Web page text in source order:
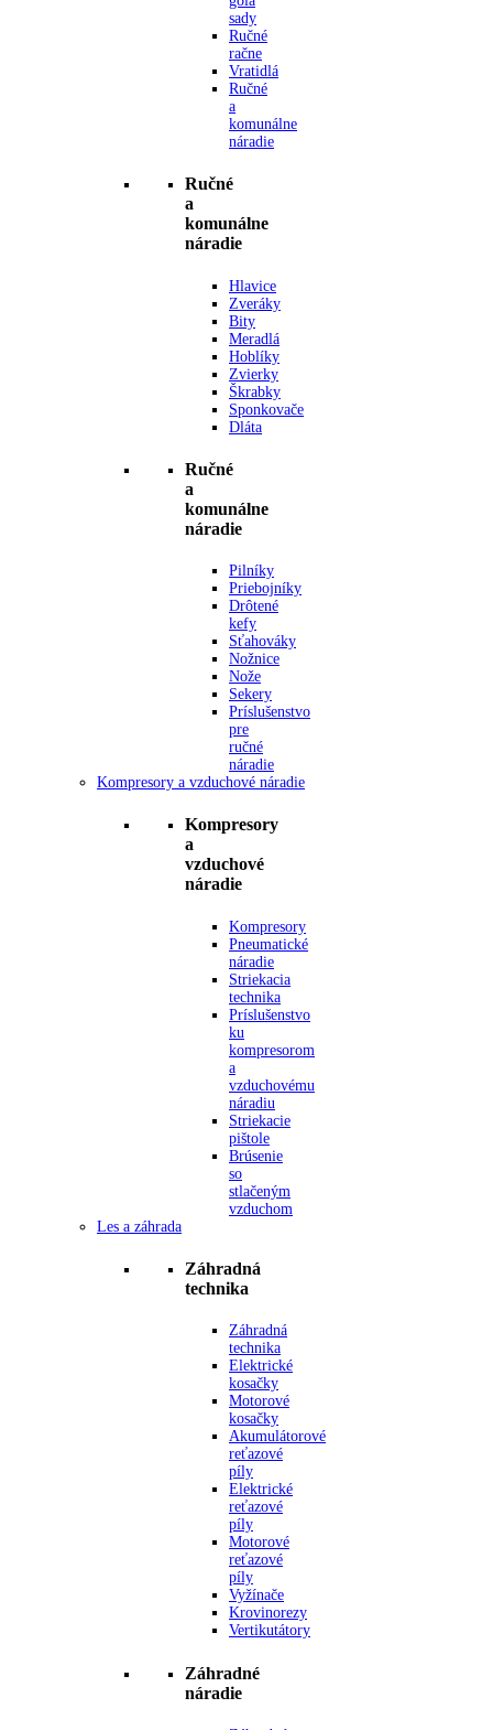
sady
Ručné
račne
Vratidlá
Ručné
a
komunálne
náradie
Ručné
a
komunálne
náradie
Hlavice
Zveráky
Bity
Meradlá
Hoblíky
Zvierky
Škrabky
Sponkovače
Dláta
Ručné
a
komunálne
náradie
Pilníky
Priebojníky
Drôtené
kefy
Sťahováky
Nožnice
Nože
Sekery
Príslušenstvo
pre
ručné
náradie
Kompresory a vzduchové náradie
Kompresory
a
vzduchové
náradie
Kompresory
Pneumatické
náradie
Striekacia
technika
Príslušenstvo
ku
kompresorom
a
vzduchovému
náradiu
Striekacie
pištole
Brúsenie
so
stlačeným
vzduchom
Les a záhrada
Záhradná
technika
Záhradná
technika
Elektrické
kosačky
Motorové
kosačky
Akumulátorové
reťazové
píly
Elektrické
reťazové
píly
Motorové
reťazové
píly
Vyžínače
Krovinorezy
Vertikutátory
Záhradné
náradie